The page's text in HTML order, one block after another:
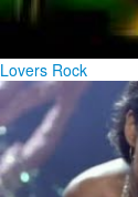
Lovers Rock